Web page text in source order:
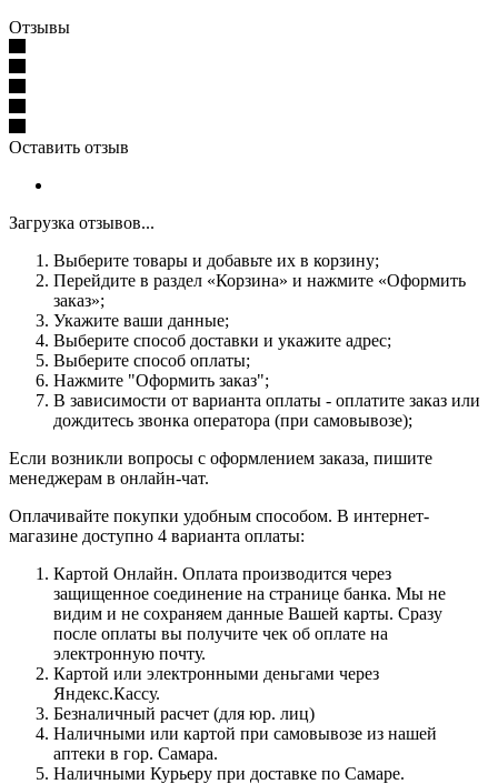
Отзывы
Оставить отзыв
Загрузка отзывов...
Выберите товары и добавьте их в корзину;
Перейдите в раздел «Корзина» и нажмите «Оформить
заказ»;
Укажите ваши данные;
Выберите способ доставки и укажите адрес;
Выберите способ оплаты;
Нажмите "Оформить заказ";
В зависимости от варианта оплаты - оплатите заказ или
дождитесь звонка оператора (при самовывозе);
Если возникли вопросы с оформлением заказа, пишите
менеджерам в онлайн-чат.
Оплачивайте покупки удобным способом. В интернет-
магазине доступно 4 варианта оплаты:
Картой Онлайн. Оплата производится через
защищенное соединение на странице банка. Мы не
видим и не сохраняем данные Вашей карты. Сразу
после оплаты вы получите чек об оплате на
электронную почту.
Картой или электронными деньгами через
Яндекс.Кассу.
Безналичный расчет (для юр. лиц)
Наличными или картой при самовывозе из нашей
аптеки в гор. Самара.
Наличными Курьеру при доставке по Самаре.